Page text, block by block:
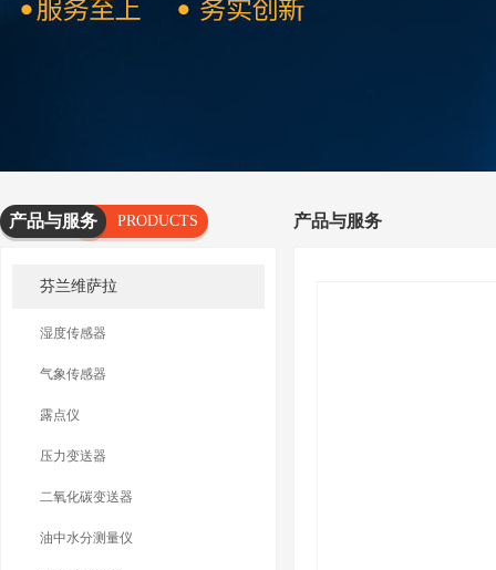
产品与服务
PRODUCTS
芬兰维萨拉
湿度传感器
气象传感器
露点仪
压力变送器
二氧化碳变送器
油中水分测量仪
产品与服务